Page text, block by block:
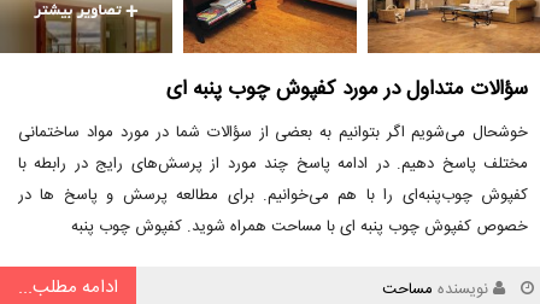
سؤالات متداول در مورد کفپوش چوب پنبه ای
خوشحال می‌شویم اگر بتوانیم به بعضی از سؤالات شما در مورد مواد ساختمانی
مختلف پاسخ دهیم. در ادامه پاسخ چند مورد از پرسش‌های رایج در رابطه با
کفپوش چوب‌پنبه‌ای را با هم می‌خوانیم. برای مطالعه پرسش و پاسخ ها در
خصوص کفپوش چوب پنبه ای با مساحت همراه شوید. کفپوش چوب پنبه
نویسنده مساحت
ادامه مطلب...